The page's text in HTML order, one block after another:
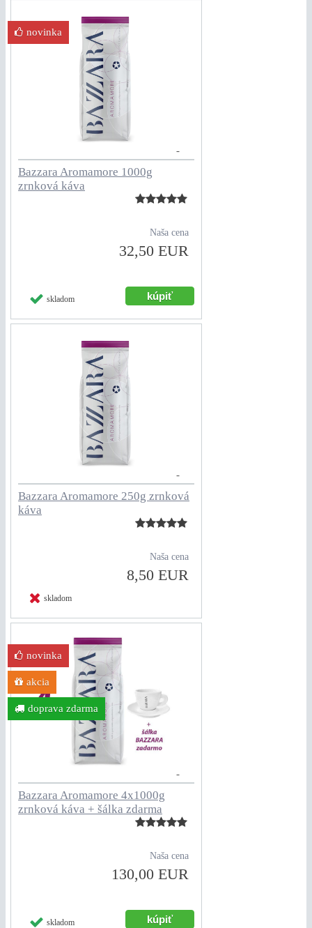
Bazzara Aromamore 1000g
zrnková káva
Naša cena
32,50 EUR
skladom
novinka
Bazzara Aromamore 250g zrnková
káva
Naša cena
8,50 EUR
skladom
Bazzara Aromamore 4x1000g
zrnková káva + šálka zdarma
Naša cena
130,00 EUR
skladom
novinka
akcia
doprava zdarma